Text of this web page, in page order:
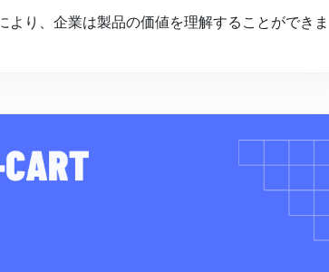
より、企業は製品の価値を理解することができま